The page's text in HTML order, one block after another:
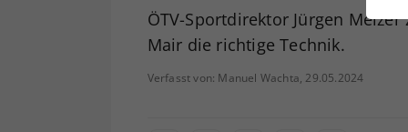
ÖTV-Sportdirektor Jürgen
Mair die richtige Technik.
Verfasst von: Manuel Wachta, 29.05.2024